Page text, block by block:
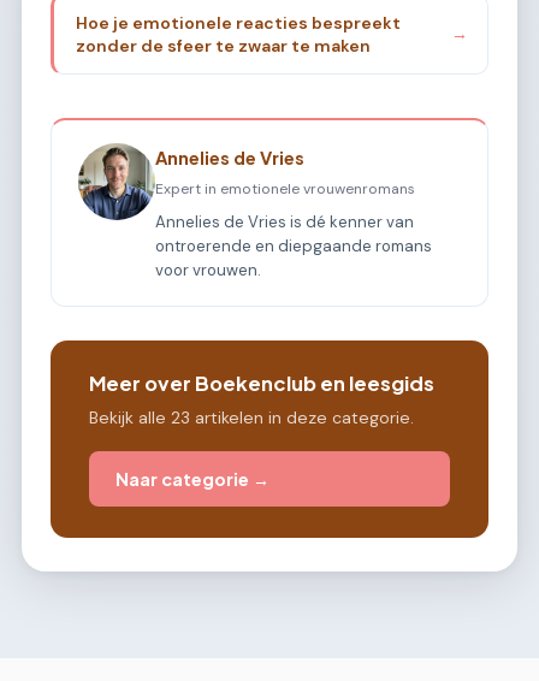
Hoe je emotionele reacties bespreekt
zonder de sfeer te zwaar te maken
→
Annelies de Vries
Expert in emotionele vrouwenromans
Annelies de Vries is dé kenner van
ontroerende en diepgaande romans
voor vrouwen.
Meer over Boekenclub en leesgids
Bekijk alle 23 artikelen in deze categorie.
Naar categorie →